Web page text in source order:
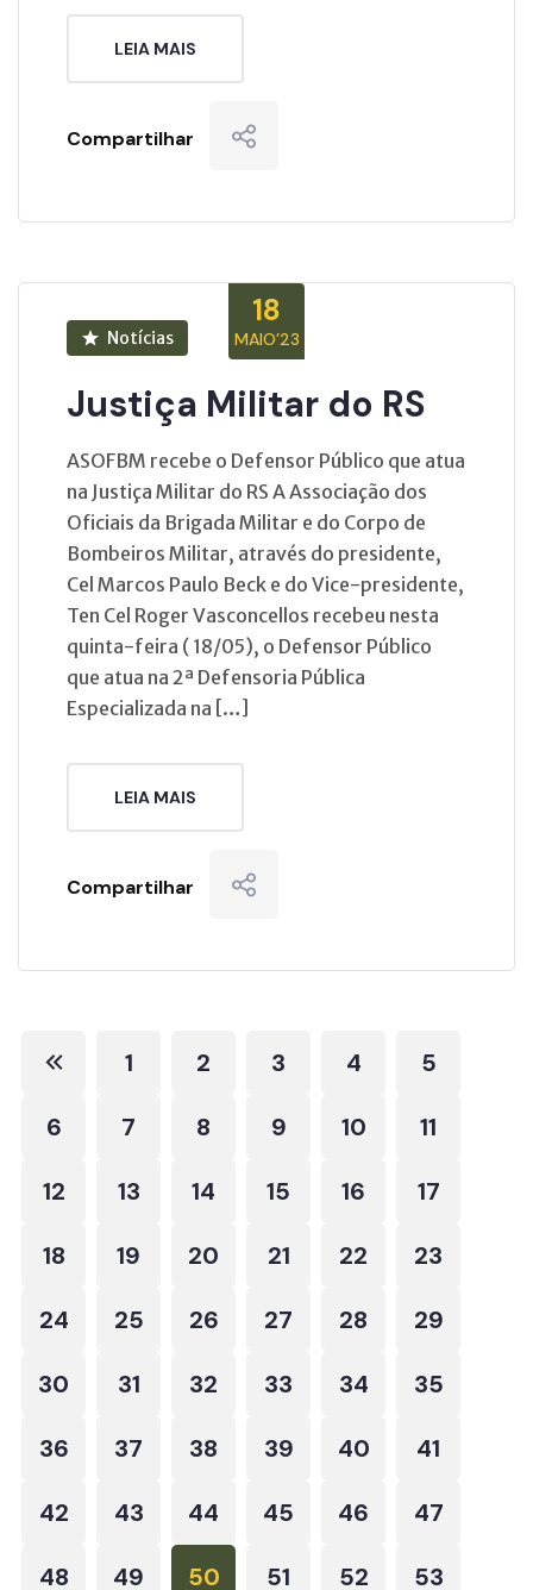
LEIA MAIS
Compartilhar
18
MAIO’23
Notícias
Justiça Militar do RS
ASOFBM recebe o Defensor Público que atua
na Justiça Militar do RS A Associação dos
Oficiais da Brigada Militar e do Corpo de
Bombeiros Militar, através do presidente,
Cel Marcos Paulo Beck e do Vice-presidente,
Ten Cel Roger Vasconcellos recebeu nesta
quinta-feira ( 18/05), o Defensor Público
que atua na 2ª Defensoria Pública
Especializada na […]
LEIA MAIS
Compartilhar
1 2 3 4 5
6 7 8 9 10 11
12 13 14 15 16 17
18 19 20 21 22 23
24 25 26 27 28 29
30 31 32 33 34 35
36 37 38 39 40 41
42 43 44 45 46 47
48 49 50 51 52 53